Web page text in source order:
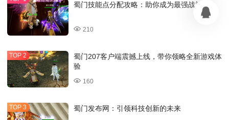
蜀门技能点分配攻略：助你成为最强战神
210
蜀门207客户端震撼上线，带你领略全新游戏体
验
160
蜀门发布网：引领科技创新的未来